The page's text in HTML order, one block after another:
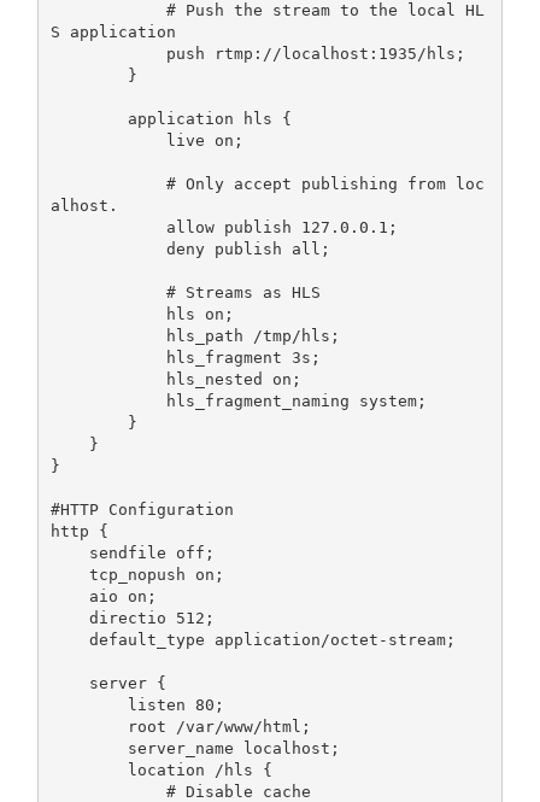
# Push the stream to the local HL
S application
            push rtmp
: //localhost:1935/hls;
}
        application hls
{
            live on
;
# Only accept publishing from loc
alhost.
            allow publish
127.0 . 0.1 ;
            deny publish all
;
# Streams as HLS
            hls on
;
            hls_path
/tmp/ hls ;
            hls_fragment
3s ;
            hls_nested on
;
            hls_fragment_naming system
;
}
}
}
#HTTP Configuration
http {
    sendfile off
;
    tcp_nopush on
;
    aio on
;
    directio
512 ;
    default_type application
/octet - stream;
    server
{
        listen
80 ;
        root
/var/www/ html ;
        server_name localhost
;
        location
/ hls {
# Disable cache